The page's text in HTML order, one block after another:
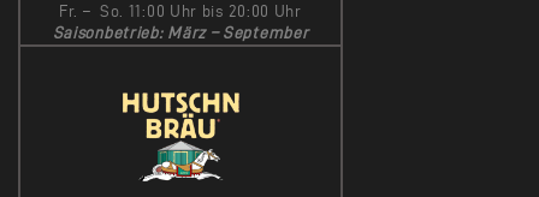
Fr. – So. 11:00 Uhr bis 20:00 Uhr
Saisonbetrieb: März – September